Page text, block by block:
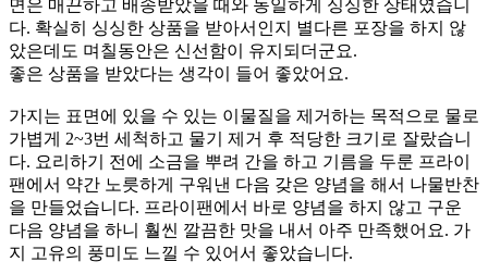
면은 매끈하고 배송받았을 때와 동일하게 싱싱한 상태였습니
다. 확실히 싱싱한 상품을 받아서인지 별다른 포장을 하지 않
았은데도 며칠동안은 신선함이 유지되더군요.
좋은 상품을 받았다는 생각이 들어 좋았어요.
가지는 표면에 있을 수 있는 이물질을 제거하는 목적으로 물로
가볍게 2~3번 세척하고 물기 제거 후 적당한 크기로 잘랐습니
다. 요리하기 전에 소금을 뿌려 간을 하고 기름을 두룬 프라이
팬에서 약간 노릇하게 구워낸 다음 갖은 양념을 해서 나물반찬
을 만들었습니다. 프라이팬에서 바로 양념을 하지 않고 구운
다음 양념을 하니 훨씬 깔끔한 맛을 내서 아주 만족했어요. 가
지 고유의 풍미도 느낄 수 있어서 좋았습니다.